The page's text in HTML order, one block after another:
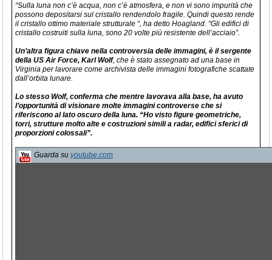
“Sulla luna non c’è acqua, non c’è atmosfera, e non vi sono impurità che
possono depositarsi sul cristallo rendendolo fragile. Quindi questo rende
il cristallo ottimo materiale strutturale “, ha detto Hoagland. “Gli edifici di
cristallo costruiti sulla luna, sono 20 volte più resistente dell’acciaio”.
Un’altra figura chiave nella controversia delle immagini, è il sergente
della US Air Force, Karl Wolf, che è stato assegnato ad una base in
Virginia per lavorare come archivista delle immagini fotografiche scattate
dall’orbita lunare.
Lo stesso Wolf, conferma che mentre lavorava alla base, ha avuto
l’opportunità di visionare molte immagini controverse che si
riferiscono al lato oscuro della luna. “Ho visto figure geometriche,
torri, strutture molto alte e costruzioni simili a radar, edifici sferici di
proporzioni colossali”.
Guarda su youtube.com